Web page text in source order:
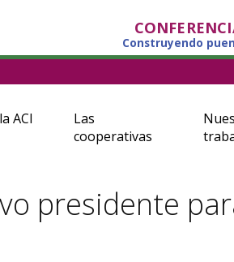
Construyendo
ACI
Las
cooperativas
presidente